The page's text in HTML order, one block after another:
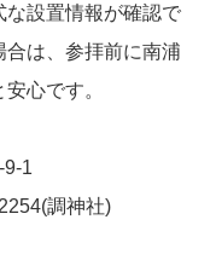
な設置情報が確認で
合は、参拝前に南浦
心です。
9-1
調神社)